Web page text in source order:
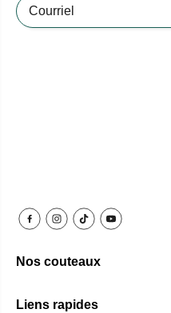
Nos couteaux
Liens rapides